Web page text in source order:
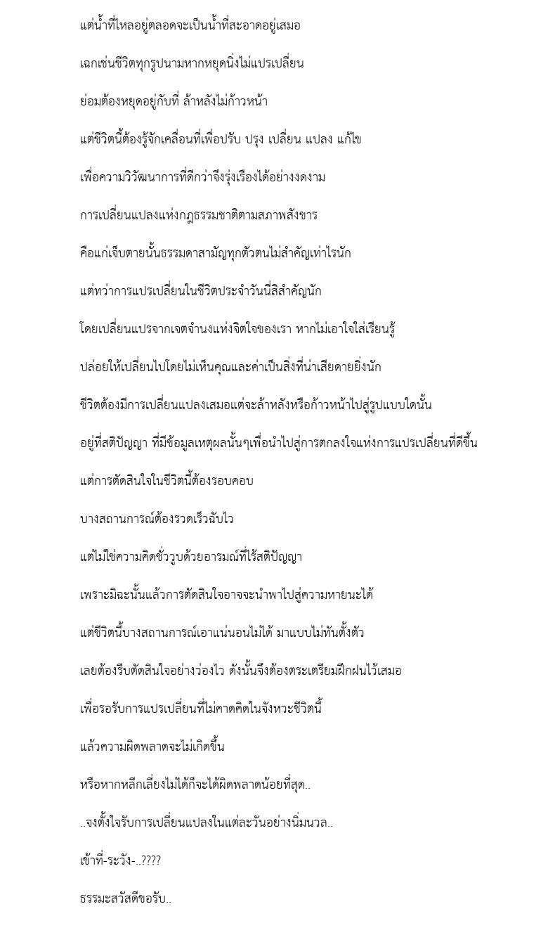
แต่น้ำที่ไหลอยู่ตลอดจะเป็นน้ำที่สะอาดอยู่เสมอ
เฉกเช่นชีวิตทุกรูปนามหากหยุดนิ่งไม่แปรเปลี่ยน
ย่อมต้องหยุดอยู่กับที่ ล้าหลังไม่ก้าวหน้า
แต่ชีวิตนี้ต้องรู้จักเคลื่อนที่เพื่อปรับ ปรุง เปลี่ยน แปลง แก้ไข
เพื่อความวิวัฒนาการที่ดีกว่าจึงรุ่งเรืองได้อย่างงดงาม
การเปลี่ยนแปลงแห่งกฎธรรมชาติตามสภาพสังขาร
คือแก่เจ็บตายนั้นธรรมดาสามัญทุกตัวตนไม่สำคัญเท่าไรนัก
แต่ทว่าการแปรเปลี่ยนในชีวิตประจำวันนี่สิสำคัญนัก
โดยเปลี่ยนแปรจากเจตจำนงแห่งจิตใจของเรา หากไม่เอาใจใส่เรียนรู้
ปล่อยให้เปลี่ยนไปโดยไม่เห็นคุณและค่าเป็นสิ่งที่น่าเสียดายยิ่งนัก
ชีวิตต้องมีการเปลี่ยนแปลงเสมอแต่จะล้าหลังหรือก้าวหน้าไปสู่รูปแบบใดนั้น
อยู่ที่สติปัญญา ที่มีข้อมูลเหตุผลนั้นๆเพื่อนำไปสู่การตกลงใจแห่งการแปรเปลี่ยนที่ดีขึ้น
แต่การตัดสินใจในชีวิตนี้ต้องรอบคอบ
บางสถานการณ์ต้องรวดเร็วฉับไว
แต่ไม่ใช่ความคิดชั่ววูบด้วยอารมณ์ที่ไร้สติปัญญา
เพราะมิฉะนั้นแล้วการตัดสินใจอาจจะนำพาไปสู่ความหายนะได้
แต่ชีวิตนี้บางสถานการณ์เอาแน่นอนไม่ได้ มาแบบไม่ทันตั้งตัว
เลยต้องรีบตัดสินใจอย่างว่องไว ดังนั้นจึงต้องตระเตรียมฝึกฝนไว้เสมอ
เพื่อรอรับการแปรเปลี่ยนที่ไม่คาดคิดในจังหวะชีวิตนี้
แล้วความผิดพลาดจะไม่เกิดขึ้น
หรือหากหลีกเลี่ยงไม่ได้ก็จะได้ผิดพลาดน้อยที่สุด..
..จงตั้งใจรับการเปลี่ยนแปลงในแต่ละวันอย่างนิ่มนวล..
เข้าที่-ระวัง-..????
ธรรมะสวัสดีขอรับ..